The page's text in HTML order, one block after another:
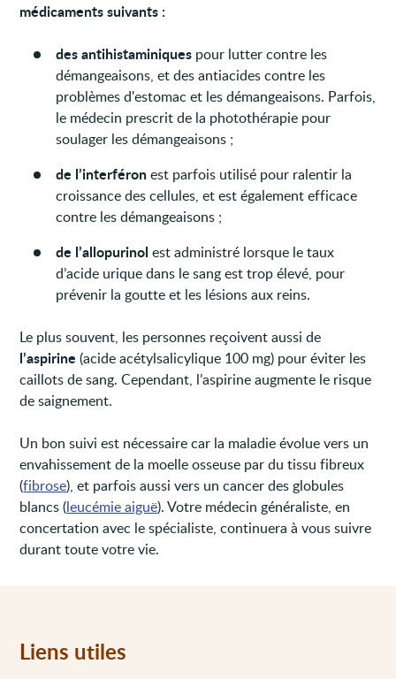
médicaments suivants :
des antihistaminiques pour lutter contre les
démangeaisons, et des antiacides contre les
problèmes d'estomac et les démangeaisons. Parfois,
le médecin prescrit de la photothérapie pour
soulager les démangeaisons ;
de l’interféronest parfois utilisé pour ralentir la
croissance des cellules, et est également efficace
contre les démangeaisons ;
de l’allopurinol est administré lorsque le taux
d’acide urique dans le sang est trop élevé, pour
prévenir la goutte et les lésions aux reins.
Le plus souvent, les personnes reçoivent aussi de
l’aspirine (acide acétylsalicylique 100 mg) pour éviter les
caillots de sang. Cependant, l’aspirine augmente le risque
de saignement.
Un bon suivi est nécessaire car la maladie évolue vers un
envahissement de la moelle osseuse par du tissu fibreux
(fibrose), et parfois aussi vers un cancer des globules
blancs (leucémie aiguë). Votre médecin généraliste, en
concertation avec le spécialiste, continuera à vous suivre
durant toute votre vie.
Liens utiles